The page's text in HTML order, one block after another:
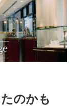
のかも